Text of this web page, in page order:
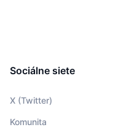
Sociálne siete
X (Twitter)
Komunita